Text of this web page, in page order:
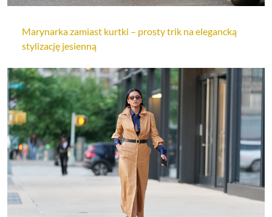
Marynarka zamiast kurtki – prosty trik na elegancką
stylizację jesienną